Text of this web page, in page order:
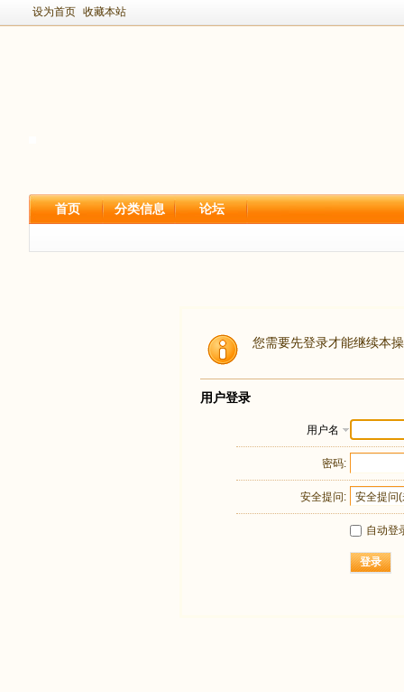
设为首页 收藏本站
首页 分类信息 论坛
您需要先登录才能继续本
用户登录
用户名
密码:
安全提问:
自动登
登录